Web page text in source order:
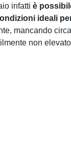
infatti è
ideali
mancando
non